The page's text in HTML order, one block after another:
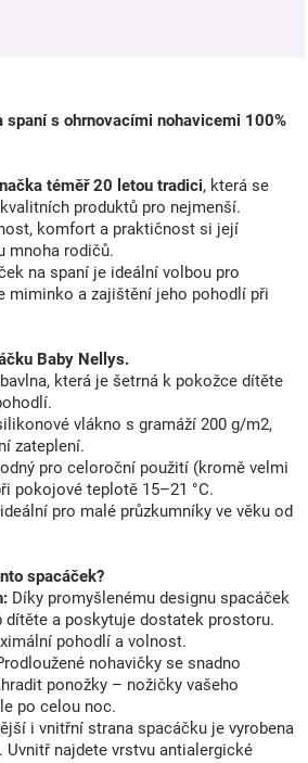
spaní s ohrnovacími nohavicemi 100%
téměř 20 letou tradici, která se
produktů pro nejmenší.
komfort a praktičnost si její
mnoha rodičů.
na spaní je ideální volbou pro
miminko a zajištění jeho pohodlí při
Baby Nellys.
která je šetrná k pokožce dítěte
vlákno s gramáží 200 g/m2,
zateplení.
pro celoroční použití (kromě velmi
pokojové teplotě 15–21 °C.
pro malé průzkumníky ve věku od
spacáček?
Díky promyšlenému designu spacáček
dítěte a poskytuje dostatek prostoru.
pohodlí a volnost.
nohavičky se snadno
ponožky – nožičky vašeho
po celou noc.
i vnitřní strana spacáčku je vyrobena
Uvnitř najdete vrstvu antialergické